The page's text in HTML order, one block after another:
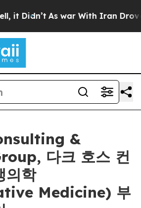
As war With Iran Drove oil
&
다크 호스 컨
의학
Medicine) 부